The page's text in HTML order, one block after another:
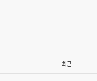
최근